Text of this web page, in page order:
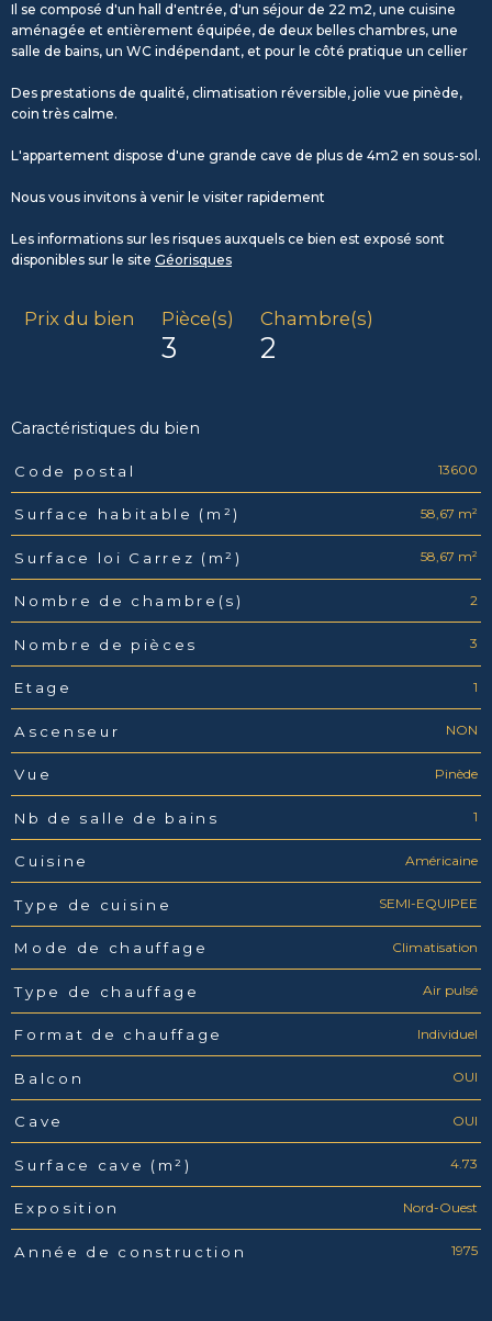
Il se composé d'un hall d'entrée, d'un séjour de 22 m2, une cuisine
aménagée et entièrement équipée, de deux belles chambres, une
salle de bains, un WC indépendant, et pour le côté pratique un cellier
Des prestations de qualité, climatisation réversible, jolie vue pinède,
coin très calme.
L'appartement dispose d'une grande cave de plus de 4m2 en sous-sol.
Nous vous invitons à venir le visiter rapidement
Les informations sur les risques auxquels ce bien est exposé sont
disponibles sur le site Géorisques
Prix du bien Pièce(s)
3
Chambre(s)
2
Caractéristiques du bien
Caractéristiques Valeurs
Code postal 13600
Surface habitable (m²) 58,67 m²
Surface loi Carrez (m²) 58,67 m²
Nombre de chambre(s) 2
Nombre de pièces 3
Etage 1
Ascenseur NON
Vue Pinède
Nb de salle de bains 1
Cuisine Américaine
Type de cuisine SEMI-EQUIPEE
Mode de chauffage Climatisation
Type de chauffage Air pulsé
Format de chauffage Individuel
Balcon OUI
Cave OUI
Surface cave (m²) 4.73
Exposition Nord-Ouest
Année de construction 1975